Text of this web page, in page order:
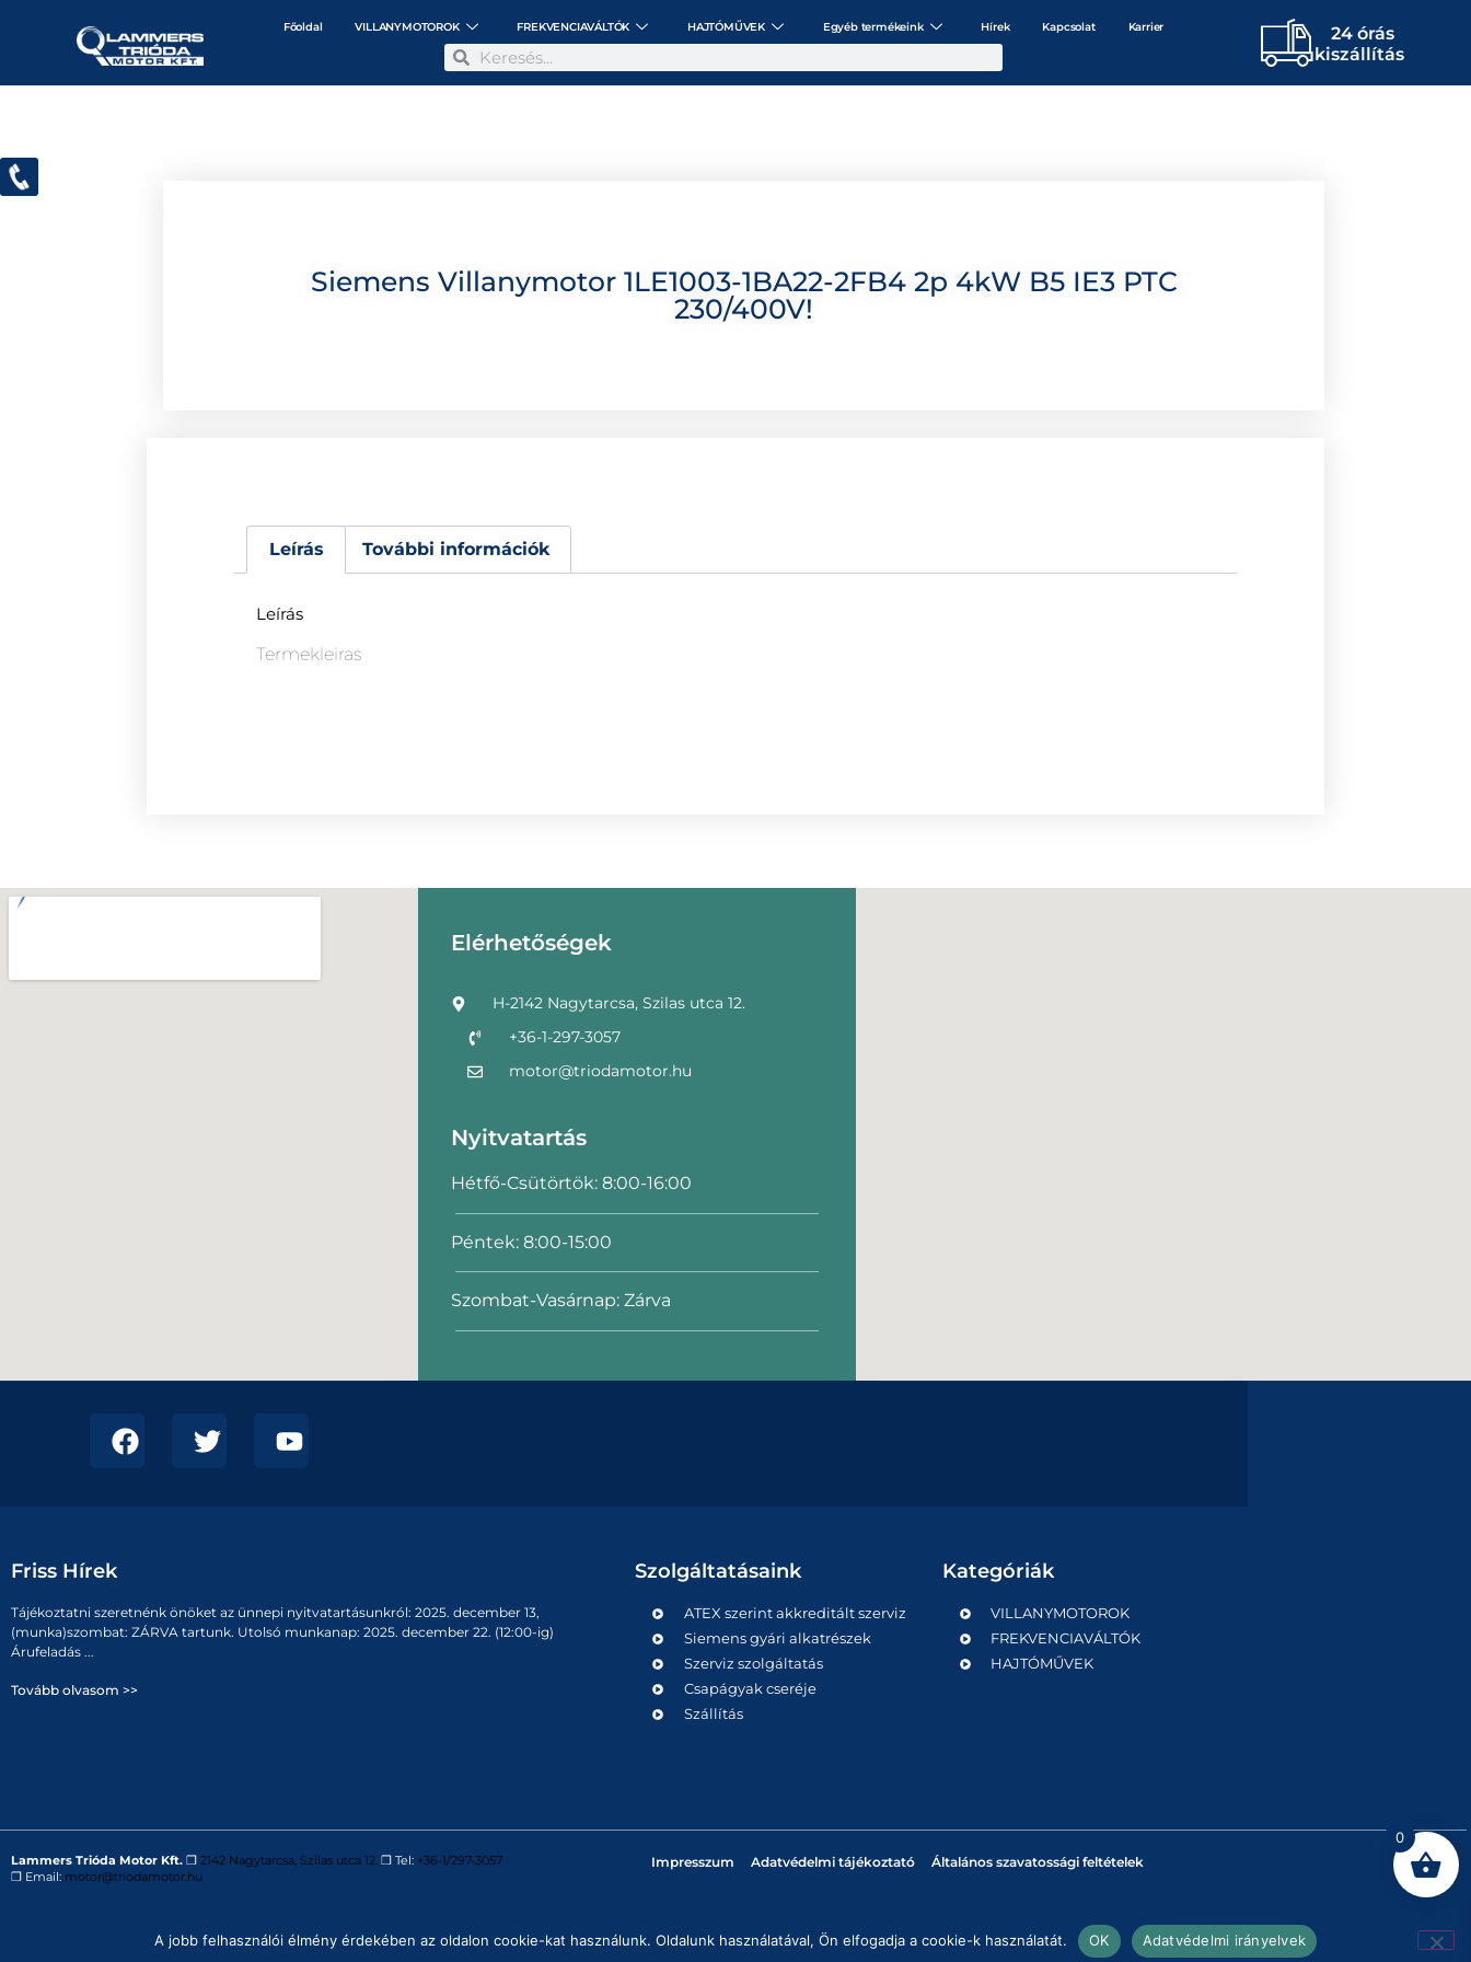
Főoldal VILLANYMOTOROK FREKVENCIAVÁLTÓK HAJTÓMŰVEK Egyéb termékeink Hírek Kapcsolat Karrier
24 órás
kiszállítás
Siemens Villanymotor 1LE1003-1BA22-2FB4 2p 4kW B5 IE3 PTC
230/400V!
Leírás További információk
Leírás
Termekleiras
Elérhetőségek
H-2142 Nagytarcsa, Szilas utca 12.
+36-1-297-3057
motor@triodamotor.hu
Nyitvatartás
Hétfő-Csütörtök: 8:00-16:00
Péntek: 8:00-15:00
Szombat-Vasárnap: Zárva
Friss Hírek
Tájékoztatni szeretnénk önöket az ünnepi nyitvatartásunkról: 2025. december 13,
(munka)szombat: ZÁRVA tartunk. Utolsó munkanap: 2025. december 22. (12:00-ig)
Árufeladás ...
Tovább olvasom >>
Szolgáltatásaink
ATEX szerint akkreditált szerviz
Siemens gyári alkatrészek
Szerviz szolgáltatás
Csapágyak cseréje
Szállítás
Kategóriák
VILLANYMOTOROK
FREKVENCIAVÁLTÓK
HAJTÓMŰVEK
Lammers Trióda Motor Kft. ❒ 2142 Nagytarcsa, Szilas utca 12. ❒ Tel: +36-1/297-3057
❒ Email: motor@triodamotor.hu
Impresszum Adatvédelmi tájékoztató Általános szavatossági feltételek
0
A jobb felhasználói élmény érdekében az oldalon cookie-kat használunk. Oldalunk használatával, Ön elfogadja a cookie-k használatát. OK Adatvédelmi irányelvek